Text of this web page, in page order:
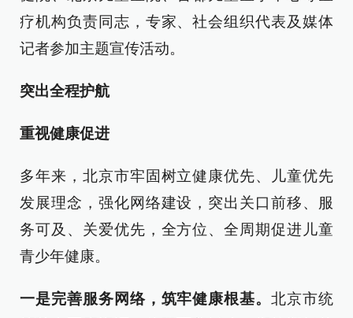
疗机构负责同志，专家、社会组织代表及媒体
记者参加主题宣传活动。
突出全程护航
重视健康促进
多年来，北京市牢固树立健康优先、儿童优先
发展理念，强化网络建设，突出关口前移、服
务可及、关爱优先，全方位、全周期促进儿童
青少年健康。
一是完善服务网络，筑牢健康根基。北京市统